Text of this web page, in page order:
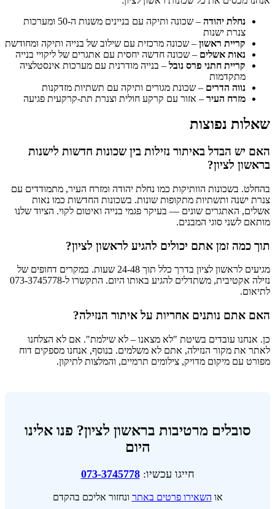
נחלת יהודה
– שכונה ותיקה עם בניינים משנות ה-50 ומערכות
צנרת ישנות
קריית ראשון – שכונה מרכזית עם שילוב של בנייה ותיקה ומחודשת
נאות אשלים – שכונה חדשה יחסית עם אתגרים של ליקויי בנייה
קריית חתני פרס נובל – בנייה מודרנית עם מערכות אינסטלציה
מתקדמות
נווה הדרים – שכונת מגורים ותיקה עם תשתיות מזדקנות
מזרח העיר – אזור עם קרקע חולית וצנרת תת-קרקעית פגיעה
שאלות נפוצות
האם יש הבדל באיתור נזילות בין שכונות חדשות לישנות
בראשון לציון?
בהחלט. בשכונות הוותיקות כמו נחלת יהודה ומזרח העיר, מתמודדים עם
צנרת ישנה ותשתיות מתקופות שונות. בשכונות החדשות כמו נאות
אשלים, האתגרים שונים — בעיקר פגמי בנייה ואיטום לקוי. הציוד שלנו
מותאם לשני סוגי המבנים.
תוך כמה זמן אתם יכולים להגיע לראשון לציון?
מגיעים לראשון לציון בדרך כלל תוך 24-48 שעות. במקרים דחופים של
נזילה אקטיבית, משתדלים להגיע באותו היום. התקשרו ל-073-3745778
לתיאום.
האם אתם נותנים אחריות על איתור הנזילה?
כן. אנחנו עובדים בשיטת "לא מצאנו – לא שילמת". אם לא הצלחנו
לאתר את מקור הנזילה, אתם לא משלמים. בנוסף, אנחנו מספקים דוח
מפורט עם מיקום מדויק, צילומים תרמיים, והמלצות לתיקון.
סובלים מרטיבות בראשון לציון? פנו אלינו
היום
חייגו עכשיו:073-3745778
או השאירו פרטים באתר ונחזור אליכם בהקדם